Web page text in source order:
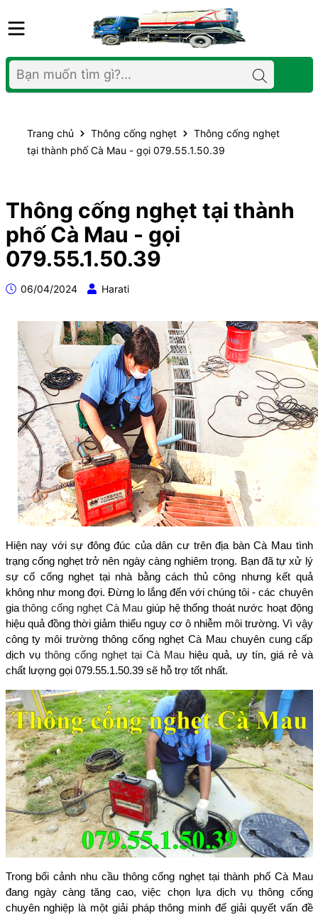
Trang chủ Thông cống nghẹt
Thông cống nghẹt
tại thành phố Cà Mau - gọi 079.55.1.50.39
Thông cống nghẹt tại thành
phố Cà Mau - gọi
079.55.1.50.39
06/04/2024 Harati
Hiện nay với sự đông đúc của dân cư trên địa bàn Cà Mau tình
trạng cống nghẹt trở nên ngày càng nghiêm trọng. Bạn đã tự xử lý
sự cố cống nghẹt tại nhà bằng cách thủ công nhưng kết quả
không như mong đợi. Đừng lo lắng đến với chúng tôi - các chuyên
giathông cống nghẹt Cà Mau giúp hệ thống thoát nước hoạt động
hiệu quả đồng thời giảm thiểu nguy cơ ô nhiễm môi trường. Vì vậy
công ty môi trường thông cống nghẹt Cà Mau chuyên cung cấp
dịch vụ thông cống nghẹt tại Cà Mauhiệu quả, uy tín, giá rẻ và
chất lượng gọi 079.55.1.50.39 sẽ hỗ trợ tốt nhất.
Trong bối cảnh nhu cầu thông cống nghẹt tại thành phố Cà Mau
đang ngày càng tăng cao, việc chọn lựa dịch vụ thông cống
chuyên nghiệp là một giải pháp thông minh để giải quyết vấn đề